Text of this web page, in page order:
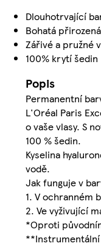
Dlouhotrvající
Bohatá
Zářivé a pružné
100% krytí šedin
Popis
Permanentní
L'Oréal Paris
o vaše vlasy. S
100 % šedin.
Kyselina
vodě.
Jak funguje v
1. V ochranném
2. Ve vyživující
*Oproti